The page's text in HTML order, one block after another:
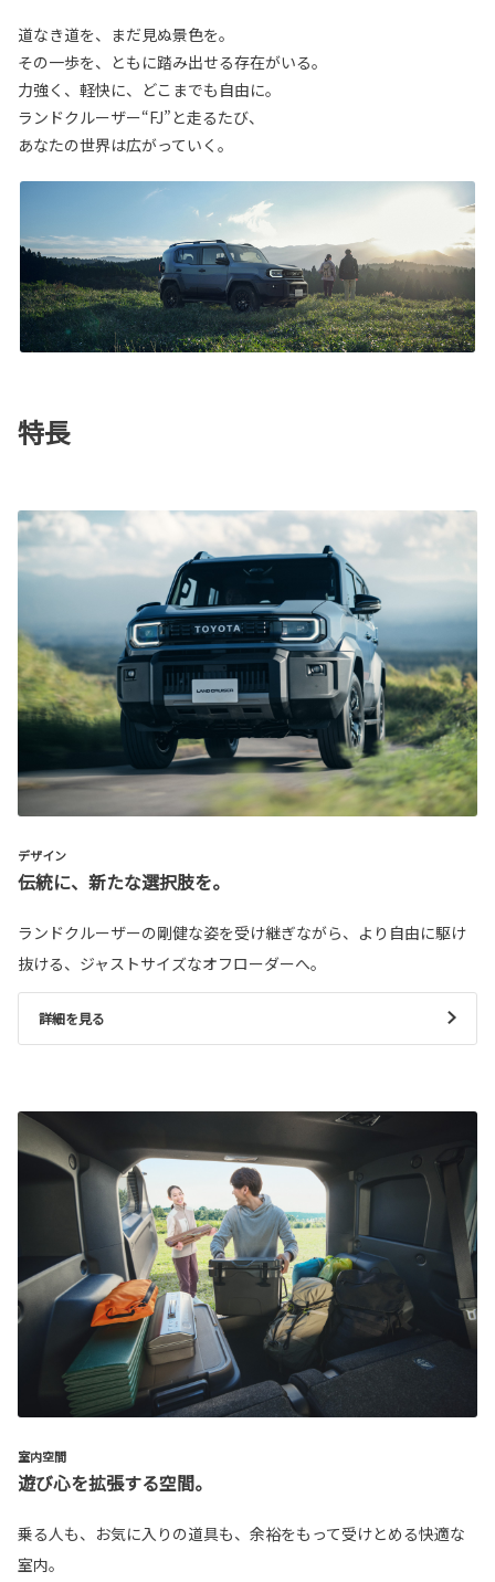
道なき道を、まだ見ぬ景色を。
その一歩を、ともに踏み出せる存在がいる。
力強く、軽快に、どこまでも自由に。
ランドクルーザー“FJ”と走るたび、
あなたの世界は広がっていく。
特長
デザイン
伝統に、新たな選択肢を。
ランドクルーザーの剛健な姿を受け継ぎながら、より自由に駆け
抜ける、ジャストサイズなオフローダーへ。
詳細を見る
室内空間
遊び心を拡張する空間。
乗る人も、お気に入りの道具も、余裕をもって受けとめる快適な
室内。